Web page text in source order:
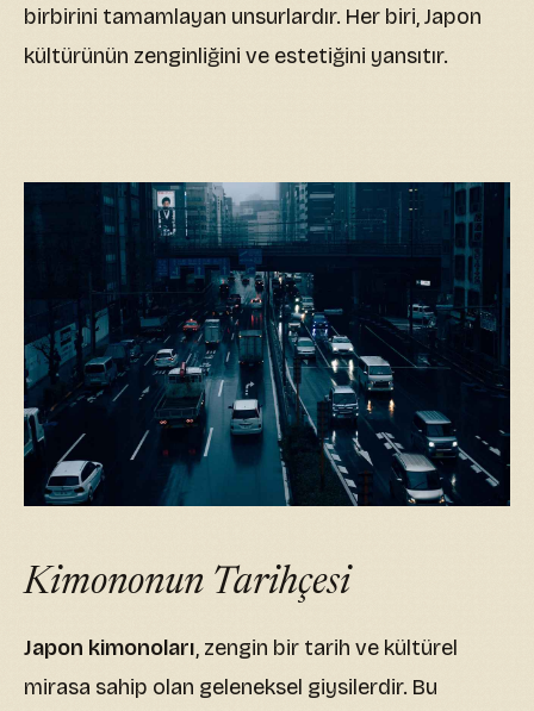
birbirini tamamlayan unsurlardır. Her biri, Japon
kültürünün zenginliğini ve estetiğini yansıtır.
Kimononun Tarihçesi
Japon kimonoları, zengin bir tarih ve kültürel
mirasa sahip olan geleneksel giysilerdir. Bu